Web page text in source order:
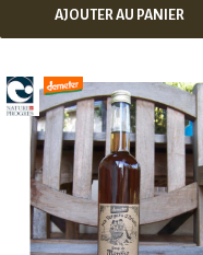
AJOUTER AU PANIER